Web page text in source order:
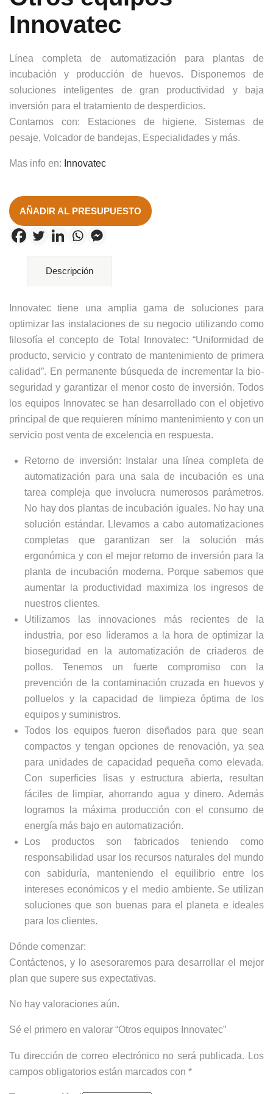
Innovatec
Línea completa de automatización para plantas de
incubación y producción de huevos. Disponemos de
soluciones inteligentes de gran productividad y baja
inversión para el tratamiento de desperdicios.
Contamos con: Estaciones de higiene, Sistemas de
pesaje, Volcador de bandejas, Especialidades y más.
Mas info en: Innovatec
AÑADIR AL PRESUPUESTO
Descripción
Innovatec tiene una amplia gama de soluciones para
optimizar las instalaciones de su negocio utilizando como
filosofía el concepto de Total Innovatec: “Uniformidad de
producto, servicio y contrato de mantenimiento de primera
calidad”. En permanente búsqueda de incrementar la bio-
seguridad y garantizar el menor costo de inversión. Todos
los equipos Innovatec se han desarrollado con el objetivo
principal de que requieren mínimo mantenimiento y con un
servicio post venta de excelencia en respuesta.
Retorno de inversión: Instalar una línea completa de
automatización para una sala de incubación es una
tarea compleja que involucra numerosos parámetros.
No hay dos plantas de incubación iguales. No hay una
solución estándar. Llevamos a cabo automatizaciones
completas que garantizan ser la solución más
ergonómica y con el mejor retorno de inversión para la
planta de incubación moderna. Porque sabemos que
aumentar la productividad maximiza los ingresos de
nuestros clientes.
Utilizamos las innovaciones más recientes de la
industria, por eso lideramos a la hora de optimizar la
bioseguridad en la automatización de criaderos de
pollos. Tenemos un fuerte compromiso con la
prevención de la contaminación cruzada en huevos y
polluelos y la capacidad de limpieza óptima de los
equipos y suministros.
Todos los equipos fueron diseñados para que sean
compactos y tengan opciones de renovación, ya sea
para unidades de capacidad pequeña como elevada.
Con superficies lisas y estructura abierta, resultan
fáciles de limpiar, ahorrando agua y dinero. Además
logramos la máxima producción con el consumo de
energía más bajo en automatización.
Los productos son fabricados teniendo como
responsabilidad usar los recursos naturales del mundo
con sabiduría, manteniendo el equilibrio entre los
intereses económicos y el medio ambiente. Se utilizan
soluciones que son buenas para el planeta e ideales
para los clientes.
Dónde comenzar:
Contáctenos, y lo asesoraremos para desarrollar el mejor
plan que supere sus expectativas.
No hay valoraciones aún.
Sé el primero en valorar “Otros equipos Innovatec”
Tu dirección de correo electrónico no será publicada. Los
campos obligatorios están marcados con *